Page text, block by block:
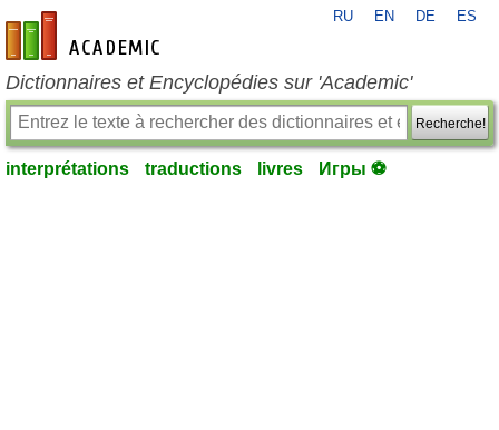
fr-academic.com
RU EN DE ES
Dictionnaires et Encyclopédies sur 'Academic'
Recherche!
interprétations traductions livres Игры ⚽